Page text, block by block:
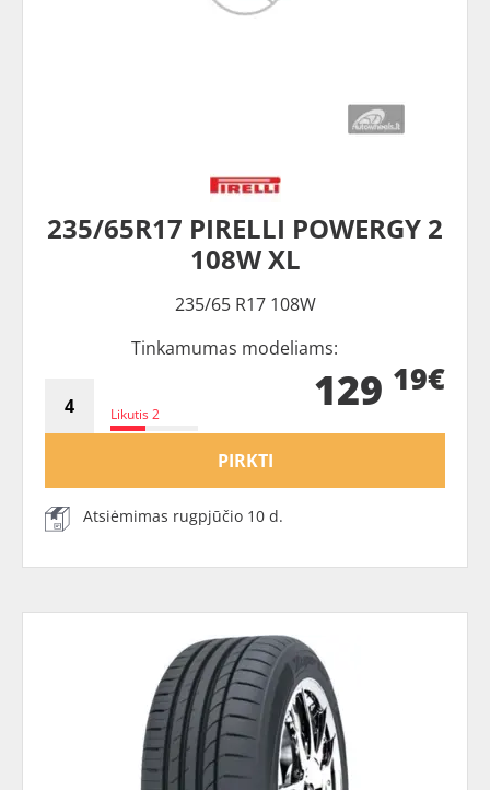
235/65R17 PIRELLI POWERGY 2
108W XL
235/65 R17 108W
Tinkamumas modeliams:
Likutis 2 129 19€
PIRKTI
Atsiėmimas rugpjūčio 10 d.